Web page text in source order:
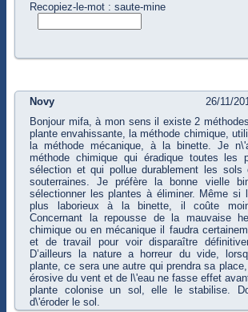
Recopiez-le-mot : saute-mine
Novy
26/11/
Bonjour mifa, à mon sens il existe 2
plante envahissante, la méthode chimique,
la méthode mécanique, à la binette. Je
méthode chimique qui éradique toutes les
sélection et qui pollue durablement les sols
souterraines. Je préfère la bonne vielle
sélectionner les plantes à éliminer. Même si
plus laborieux à la binette, il coûte
Concernant la repousse de la mauvaise
chimique ou en mécanique il faudra
et de travail pour voir disparaître
D’ailleurs la nature a horreur du vide,
plante, ce sera une autre qui prendra sa
érosive du vent et de l\'eau ne fasse effet
plante colonise un sol, elle le stabilise.
d\'éroder le sol.